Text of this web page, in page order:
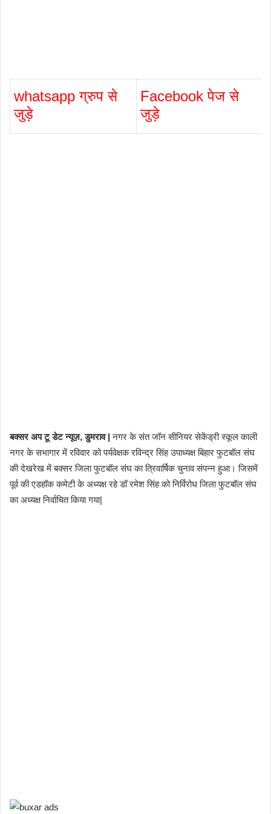
whatsapp ग्रुप से
जुड़े
Facebook पेज से
जुड़े
बक्सर अप टू डेट न्यूज़, डुमराव | नगर के संत जॉन सीनियर सेकेंड्री स्कूल काली
नगर के सभागार में रविवार को पर्यवेक्षक रविन्द्र सिंह उपाध्यक्ष बिहार फुटबॉल संघ
की देखरेख में बक्सर जिला फुटबॉल संघ का त्रिवार्षिक चुनाव संपन्न हुआ। जिसमें
पूर्व की एडहॉक कमेटी के अध्यक्ष रहे डॉ रमेश सिंह को निर्विरोध जिला फुटबॉल संघ
का अध्यक्ष निर्वाचित किया गया|